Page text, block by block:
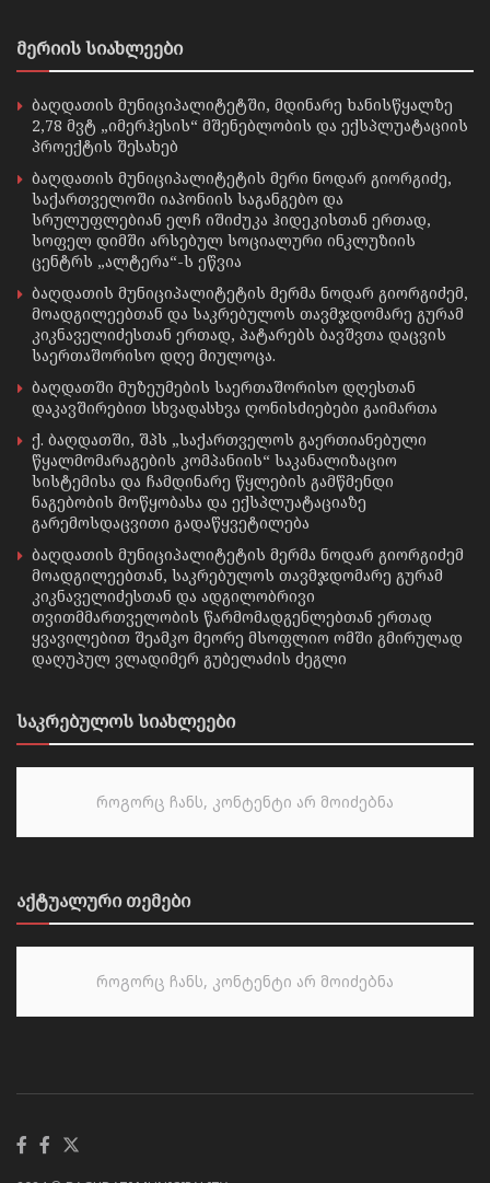
მერიის სიახლეები
ბაღდათის მუნიციპალიტეტში, მდინარე ხანისწყალზე
2,78 მვტ „იმერჰესის“ მშენებლობის და ექსპლუატაციის
პროექტის შესახებ
ბაღდათის მუნიციპალიტეტის მერი ნოდარ გიორგიძე,
საქართველოში იაპონიის საგანგებო და
სრულუფლებიან ელჩ იშიძუკა ჰიდეკისთან ერთად,
სოფელ დიმში არსებულ სოციალური ინკლუზიის
ცენტრს „ალტერა“-ს ეწვია
ბაღდათის მუნიციპალიტეტის მერმა ნოდარ გიორგიძემ,
მოადგილეებთან და საკრებულოს თავმჯდომარე გურამ
კიკნაველიძესთან ერთად, პატარებს ბავშვთა დაცვის
საერთაშორისო დღე მიულოცა.
ბაღდათში მუზეუმების საერთაშორისო დღესთან
დაკავშირებით სხვადასხვა ღონისძიებები გაიმართა
ქ. ბაღდათში, შპს „საქართველოს გაერთიანებული
წყალმომარაგების კომპანიის“ საკანალიზაციო
სისტემისა და ჩამდინარე წყლების გამწმენდი
ნაგებობის მოწყობასა და ექსპლუატაციაზე
გარემოსდაცვითი გადაწყვეტილება
ბაღდათის მუნიციპალიტეტის მერმა ნოდარ გიორგიძემ
მოადგილეებთან, საკრებულოს თავმჯდომარე გურამ
კიკნაველიძესთან და ადგილობრივი
თვითმმართველობის წარმომადგენლებთან ერთად
ყვავილებით შეამკო მეორე მსოფლიო ომში გმირულად
დაღუპულ ვლადიმერ გუბელაძის ძეგლი
საკრებულოს სიახლეები
როგორც ჩანს, კონტენტი არ მოიძებნა
აქტუალური თემები
როგორც ჩანს, კონტენტი არ მოიძებნა